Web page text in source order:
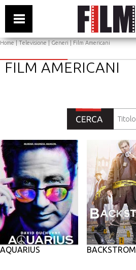
Home|Televisione|Generi| Film Americani
FILM AMERICANI
AQUARIUS BACKSTROM